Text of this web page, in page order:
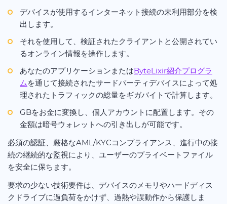
デバイスが使用するインターネット接続の未利用部分を検
出します。
それを使用して、検証されたクライアントと公開されてい
るオンライン情報を操作します。
あなたのアプリケーションまたはByteLixir紹介プログラ
ムを通じて接続されたサードパーティデバイスによって処
理されたトラフィックの総量をギガバイトで計算します。
GBをお金に変換し、個人アカウントに配置します。その
金額は暗号ウォレットへの引き出しが可能です。
必須の認証、厳格なAML/KYCコンプライアンス、進行中の接
続の継続的な監視により、ユーザーのプライベートファイル
を安全に保ちます。
要求の少ない技術要件は、デバイスのメモリやハードディス
クドライブに過負荷をかけず、過熱や誤動作から保護しま